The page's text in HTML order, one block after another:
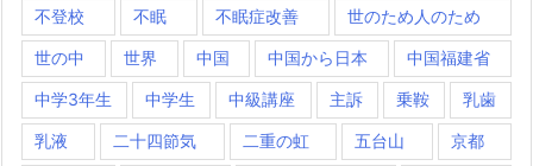
不登校 不眠 不眠症改善 世のため人のため
世の中 世界 中国 中国から日本 中国福建省
中学3年生 中学生 中級講座 主訴 乗鞍 乳歯
乳液 二十四節気 二重の虹 五台山 京都